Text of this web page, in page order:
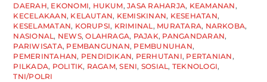
DAERAH, EKONOMI, HUKUM,JASA RAHARJA, KEAMANAN,
KECELAKAAN, KELAUTAN, KEMISKINAN, KESEHATAN,
KESELAMATAN, KORUPSI, KRIMINAL, MURATARA, NARKOBA,
NASIONAL, NEWS,OLAHRAGA, PAJAK, PANGANDARAN,
PARIWISATA, PEMBANGUNAN, PEMBUNUHAN,
PEMERINTAHAN, PENDIDIKAN, PERHUTANI, PERTANIAN,
PILKADA, POLITIK, RAGAM,SENI, SOSIAL, TEKNOLOGI,
TNI/POLRI